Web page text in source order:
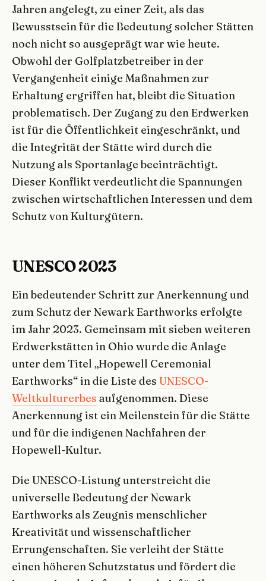
Jahren angelegt, zu einer Zeit, als das
Bewusstsein für die Bedeutung solcher Stätten
noch nicht so ausgeprägt war wie heute.
Obwohl der Golfplatzbetreiber in der
Vergangenheit einige Maßnahmen zur
Erhaltung ergriffen hat, bleibt die Situation
problematisch. Der Zugang zu den Erdwerken
ist für die Öffentlichkeit eingeschränkt, und
die Integrität der Stätte wird durch die
Nutzung als Sportanlage beeinträchtigt.
Dieser Konflikt verdeutlicht die Spannungen
zwischen wirtschaftlichen Interessen und dem
Schutz von Kulturgütern.
UNESCO 2023
Ein bedeutender Schritt zur Anerkennung und
zum Schutz der Newark Earthworks erfolgte
im Jahr 2023. Gemeinsam mit sieben weiteren
Erdwerkstätten in Ohio wurde die Anlage
unter dem Titel „Hopewell Ceremonial
Earthworks“ in die Liste des UNESCO-
Weltkulturerbes aufgenommen. Diese
Anerkennung ist ein Meilenstein für die Stätte
und für die indigenen Nachfahren der
Hopewell-Kultur.
Die UNESCO-Listung unterstreicht die
universelle Bedeutung der Newark
Earthworks als Zeugnis menschlicher
Kreativität und wissenschaftlicher
Errungenschaften. Sie verleiht der Stätte
einen höheren Schutzstatus und fördert die